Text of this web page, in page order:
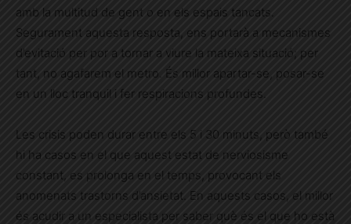
amb la multitud de gent o en els espais tancats.
Segurament aquesta resposta, ens portarà a mecanismes
d’evitació per por a tornar a viure la mateixa situació; per
tant, no agafarem el metro. És millor apartar-se, posar-se
en un lloc tranquil i fer respiracions profundes.
Les crisis poden durar entre els 5 i 30 minuts, però també
hi ha casos en el que aquest estat de nerviosisme
constant, es prolonga en el temps, provocant els
anomenats trastorns d’ansietat. En aquests casos, el millor
és acudir a un especialista per saber què és el que ho està